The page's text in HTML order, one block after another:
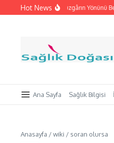
İçeriğe atlaHot News
Tutan Eller Rüzgârın Yönünü
Ana Sayfa Sağlık Bilgisi
Anasayfa /wiki / soran olursa